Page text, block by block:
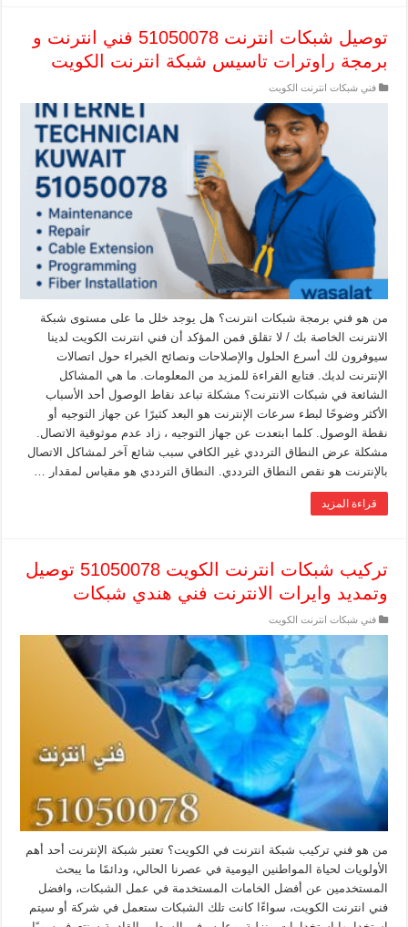
توصيل شبكات انترنت 51050078 فني انترنت و
برمجة راوترات تاسيس شبكة انترنت الكويت
فني شبكات انترنت الكويت
من هو فني برمجة شبكات انترنت؟ هل يوجد خلل ما على مستوى شبكة
الانترنت الخاصة بك / لا تقلق فمن المؤكد أن فني انترنت الكويت لدينا
سيوفرون لك أسرع الحلول والإصلاحات ونصائح الخبراء حول اتصالات
الإنترنت لديك. فتابع القراءة للمزيد من المعلومات. ما هي المشاكل
الشائعة في شبكات الانترنت؟ مشكلة تباعد نقاط الوصول أحد الأسباب
الأكثر وضوحًا لبطء سرعات الإنترنت هو البعد كثيرًا عن جهاز التوجيه أو
نقطة الوصول. كلما ابتعدت عن جهاز التوجيه ، زاد عدم موثوقية الاتصال.
مشكلة عرض النطاق الترددي غير الكافي سبب شائع آخر لمشاكل الاتصال
بالإنترنت هو نقص النطاق الترددي. النطاق الترددي هو مقياس لمقدار …
قراءة المزيد
تركيب شبكات انترنت الكويت 51050078 توصيل
وتمديد وايرات الانترنت فني هندي شبكات
فني شبكات انترنت الكويت
من هو فني تركيب شبكة انترنت في الكويت؟ تعتبر شبكة الإنترنت أحد أهم
الأولويات لحياة المواطنين اليومية في عصرنا الحالي، ودائمًا ما يبحث
المستخدمين عن أفضل الخامات المستخدمة في عمل الشبكات، وافضل
فني انترنت الكويت، سواءًا كانت تلك الشبكات ستعمل في شركة أو سيتم